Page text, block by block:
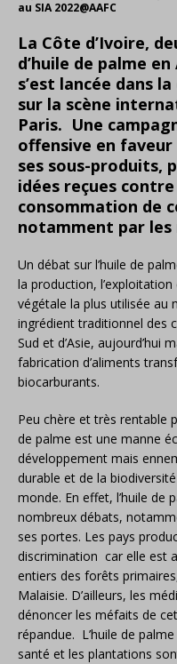
au SIA 2022@AAFC
La Côte d’Ivoire,
d’huile de palme
s’est lancée dans
sur la scène
Paris. Une
offensive en
ses sous-produits,
idées reçues
consommation de
notamment par les
Un débat sur l’huile de
la production,
végétale la plus utilisée au
ingrédient traditionnel des
Sud et d’Asie, aujourd’hui
fabrication d’aliments
biocarburants.
Peu chère et très rentable
de palme est une manne
développement mais
durable et de la
monde. En effet, l’huile de
nombreux débats,
ses portes. Les pays
discrimination car elle est
entiers des forêts
Malaisie. D’ailleurs, les
dénoncer les méfaits de
répandue. L’huile de
santé et les plantations